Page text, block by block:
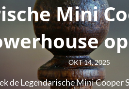
Mini
Posted
on
OKT 14, 2025
de Legendarische Mini Cooper